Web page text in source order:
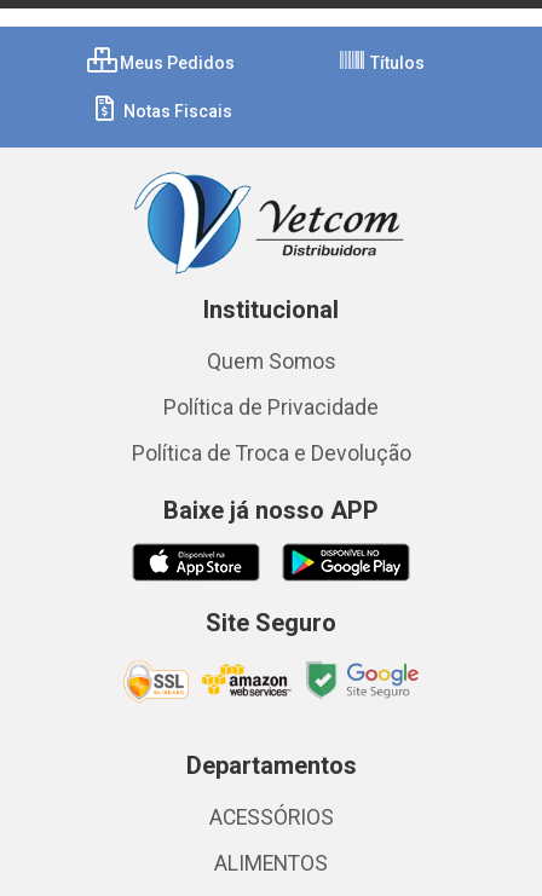
Meus Pedidos Títulos
Notas Fiscais
Institucional
Quem Somos
Política de Privacidade
Política de Troca e Devolução
Baixe já nosso APP
Site Seguro
Departamentos
ACESSÓRIOS
ALIMENTOS